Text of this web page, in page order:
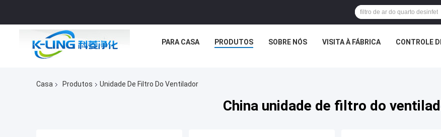
PARA CASA PRODUTOS SOBRE NÓS VISITA À FÁBRICA CONTROLE
Casa Produtos Unidade De Filtro Do Ventilador
China unidade de filtro do